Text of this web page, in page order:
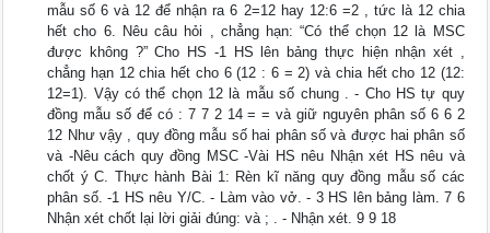
mẫu số 6 và 12 để nhận ra 6 2=12 hay 12:6 =2 , tức là 12 chia
hết cho 6. Nêu câu hỏi , chẳng hạn: “Có thể chọn 12 là MSC
được không ?” Cho HS -1 HS lên bảng thực hiện nhận xét ,
chẳng hạn 12 chia hết cho 6 (12 : 6 = 2) và chia hết cho 12 (12:
12=1). Vậy có thể chọn 12 là mẫu số chung . - Cho HS tự quy
đồng mẫu số để có : 7 7 2 14 = = và giữ nguyên phân số 6 6 2
12 Như vậy , quy đồng mẫu số hai phân số và được hai phân số
và -Nêu cách quy đồng MSC -Vài HS nêu Nhận xét HS nêu và
chốt ý C. Thực hành Bài 1: Rèn kĩ năng quy đồng mẫu số các
phân số. -1 HS nêu Y/C. - Làm vào vở. - 3 HS lên bảng làm. 7 6
Nhận xét chốt lại lời giải đúng: và ; . - Nhận xét. 9 9 18